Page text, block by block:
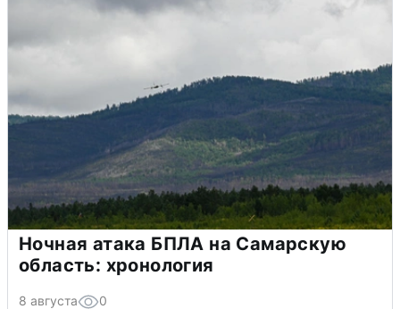
Ночная атака БПЛА на Самарскую
область: хронология
8 августа 0